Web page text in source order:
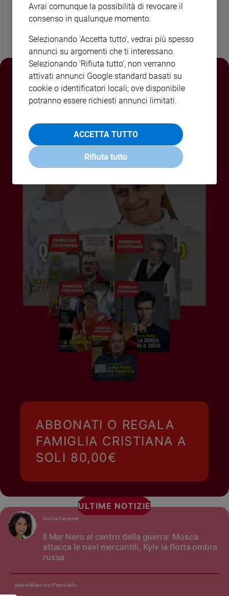
Policy
siamo
Contatti
Pubblicità
Registrati
Redazione
Social
ABBONATI O REGALA
FAMIGLIA CRISTIANA A
SOLI 80,00€
ULTIME NOTIZIE
Il Mar Nero al centro della guerra: Mosca
attacca le navi mercantili, Kyiv la flotta ombra
russa
Giulia Cerqueti
padre Maurizio Patriciello
Avrai comunque la possibilità di revocare il
consenso in qualunque momento.
Selezionando 'Accetta tutto', vedrai più spesso
annunci su argomenti che ti interessano.
Selezionando 'Rifiuta tutto', non verranno
attivati annunci Google standard basati su
cookie o identificatori locali; ove disponibile
potranno essere richiesti annunci limitati.
ACCETTA TUTTO
Rifiuta tutto